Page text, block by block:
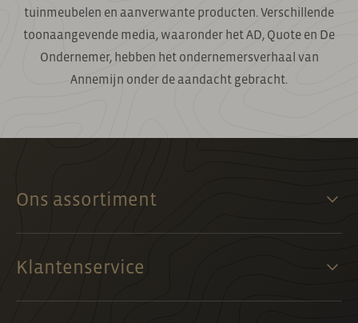
tuinmeubelen en aanverwante producten. Verschillende
toonaangevende media, waaronder het AD, Quote en De
Ondernemer, hebben het ondernemersverhaal van
Annemijn onder de aandacht gebracht.
Ons assortiment
Klantenservice